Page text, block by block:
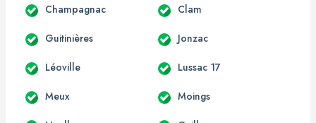
Champagnac Clam
Guitinières Jonzac
Léoville Lussac 17
Meux Moings